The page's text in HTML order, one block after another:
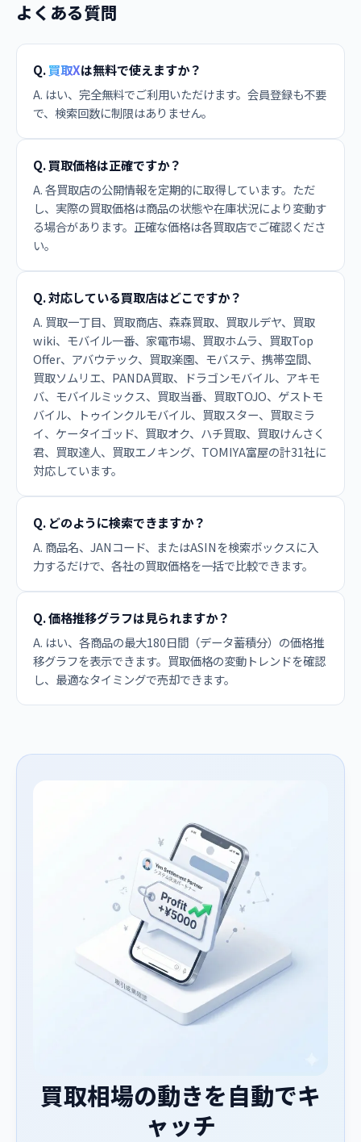
よくある質問
Q.買取Xは無料で使えますか？
A. はい、完全無料でご利用いただけます。会員登録も不要
で、検索回数に制限はありません。
Q. 買取価格は正確ですか？
A. 各買取店の公開情報を定期的に取得しています。ただ
し、実際の買取価格は商品の状態や在庫状況により変動す
る場合があります。正確な価格は各買取店でご確認くださ
い。
Q. 対応している買取店はどこですか？
A. 買取一丁目、買取商店、森森買取、買取ルデヤ、買取
wiki、モバイル一番、家電市場、買取ホムラ、買取Top
Offer、アバウテック、買取楽園、モバステ、携帯空間、
買取ソムリエ、PANDA買取、ドラゴンモバイル、アキモ
バ、モバイルミックス、買取当番、買取TOJO、ゲストモ
バイル、トゥインクルモバイル、買取スター、買取ミラ
イ、ケータイゴッド、買取オク、ハチ買取、買取けんさく
君、買取達人、買取エノキング、TOMIYA富屋の計31社に
対応しています。
Q. どのように検索できますか？
A. 商品名、JANコード、またはASINを検索ボックスに入
力するだけで、各社の買取価格を一括で比較できます。
Q. 価格推移グラフは見られますか？
A. はい、各商品の最大180日間（データ蓄積分）の価格推
移グラフを表示できます。買取価格の変動トレンドを確認
し、最適なタイミングで売却できます。
買取相場の動きを自動でキ
ャッチ